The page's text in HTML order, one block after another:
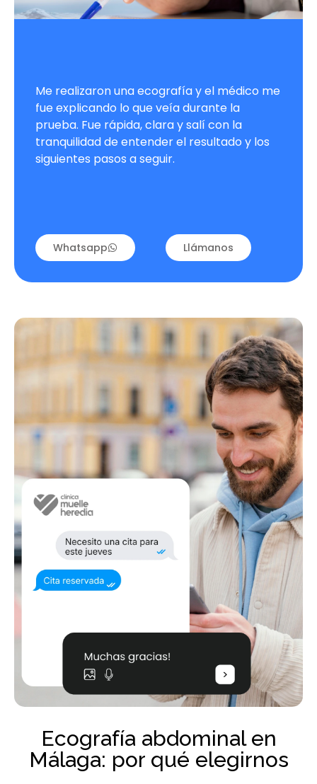
Me realizaron una ecografía y el médico me
fue explicando lo que veía durante la
prueba. Fue rápida, clara y salí con la
tranquilidad de entender el resultado y los
siguientes pasos a seguir.
Whatsapp Llámanos
Ecografía abdominal en
Málaga: por qué elegirnos